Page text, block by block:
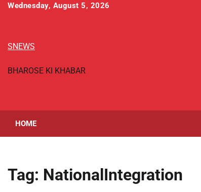
SkipWednesday, August 5, 2026
SNEWS
BHAROSE KI KHABAR
HOME
Tag: NationalIntegration